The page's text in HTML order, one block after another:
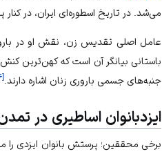
می‌شد. در تاریخ اسطوره‌ای ایران، در
عامل اصلی تقدیس زن، نقش او در
باستانی بیانگر آن است که کهن‌ترین
جنبه‌های جسمی باروری زنان اشاره دارند.[
ایزدبانوان اساطیری در
برخی محققین؛ پرستش بانوان ایزدی را